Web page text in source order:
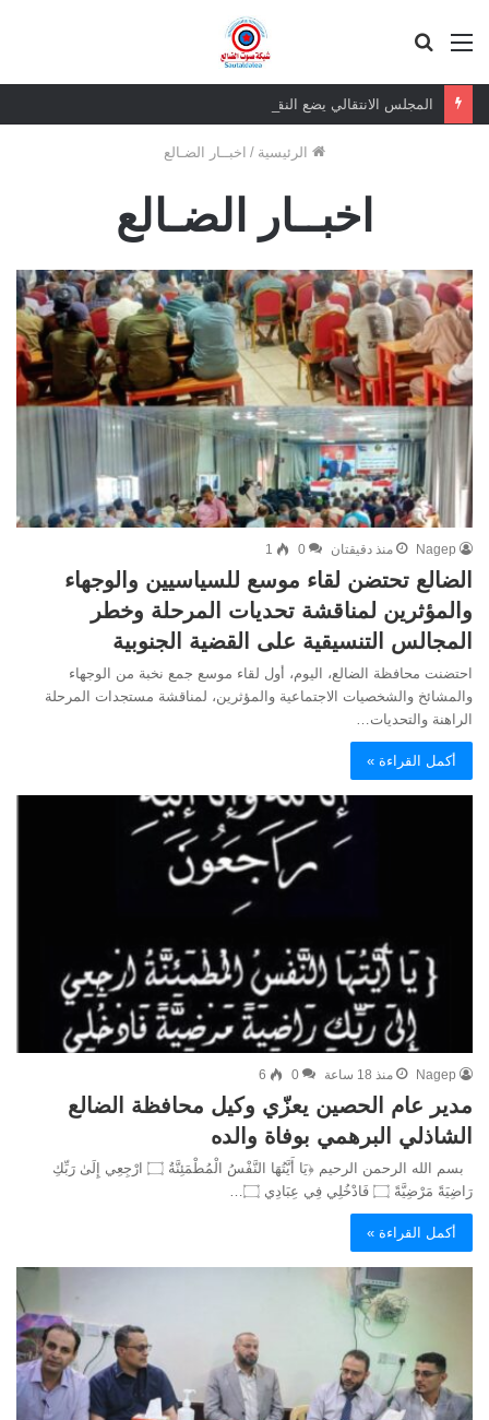
القائمة
الرئيسية / اخبــار الضـالع
اخبــار الضـالع
Nagep منذ دقيقتان 0
1
الضالع تحتضن لقاء موسع للسياسيين والوجهاء
والمؤثرين لمناقشة تحديات المرحلة وخطر
المجالس التنسيقية على القضية الجنوبية
احتضنت محافظة الضالع، اليوم، أول لقاء موسع جمع نخبة من الوجهاء
والمشائخ والشخصيات الاجتماعية والمؤثرين، لمناقشة مستجدات المرحلة
الراهنة والتحديات…
أكمل القراءة »
Nagep منذ 18 ساعة 0
6
مدير عام الحصين يعزّي وكيل محافظة الضالع
الشاذلي البرهمي بوفاة والده
بسم الله الرحمن الرحيم ﴿يَا أَيَّتُهَا النَّفْسُ الْمُطْمَئِنَّةُ ۝ ارْجِعِي إِلَىٰ رَبِّكِ
رَاضِيَةً مَرْضِيَّةً ۝ فَادْخُلِي فِي عِبَادِي ۝…
أكمل القراءة »